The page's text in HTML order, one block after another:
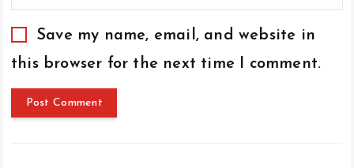
Save my name, email, and website in
this browser for the next time I comment.